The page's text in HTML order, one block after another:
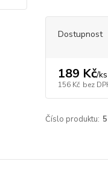
Dostupnost
189 Kč/ks
156 Kč bez
Číslo produktu: